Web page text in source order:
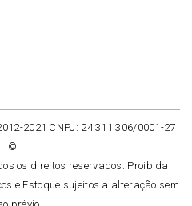
2021 CNPJ: 24.311.306/0001-27
©
os direitos reservados. Proibida
e Estoque sujeitos a alteração sem